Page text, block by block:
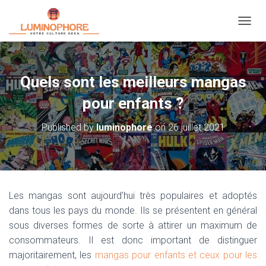
Quels sont les meilleurs mangas
pour enfants ?
Published byluminophoreon26 juillet 2021
Les mangas sont aujourd’hui très populaires et adoptés
dans tous les pays du monde. Ils se présentent en général
sous diverses formes de sorte à attirer un maximum de
consommateurs. Il est donc important de distinguer
majoritairement, les mangas pour enfants et ceux pour les